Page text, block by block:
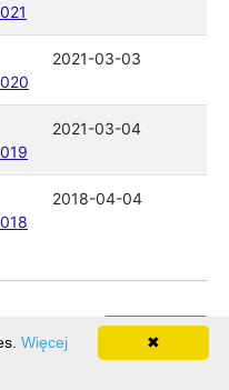
2021-03-03
2021-03-04
2018-04-04
Rejestr zmian
✖
Więcej